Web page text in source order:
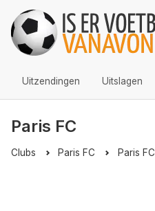
Uitzendingen Uitslagen
Paris FC
Clubs Paris FC Paris FC